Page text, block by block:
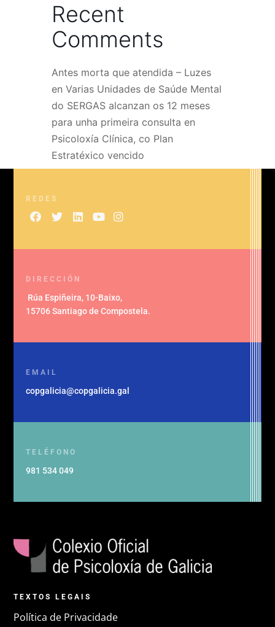
Recent
Comments
Antes morta que atendida – Luzes
en Varias Unidades de Saúde Mental
do SERGAS alcanzan os 12 meses
para unha primeira consulta en
Psicoloxía Clínica, co Plan
Estratéxico vencido
REDES
DIRECCIÓN
Rúa Espiñeira, 10-Baixo,
15706 Santiago de Compostela.
EMAIL
copgalicia@copgalicia.gal
TELÉFONO
981 534 049
TEXTOS LEGAIS
Política de Privacidade